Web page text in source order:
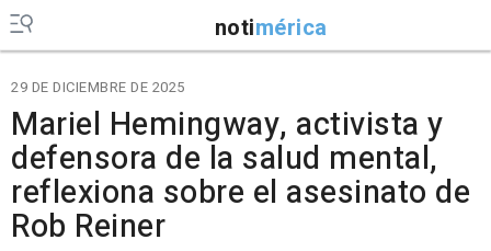
notimérica
29 DE DICIEMBRE DE 2025
Mariel Hemingway, activista y
defensora de la salud mental,
reflexiona sobre el asesinato de
Rob Reiner